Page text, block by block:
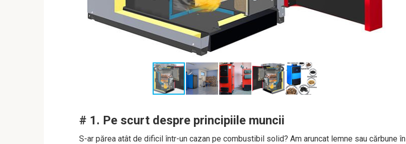
# 1. Pe scurt despre principiile muncii
S-ar părea atât de dificil într-un cazan pe combustibil solid? Am aruncat lemne sau cărbune în